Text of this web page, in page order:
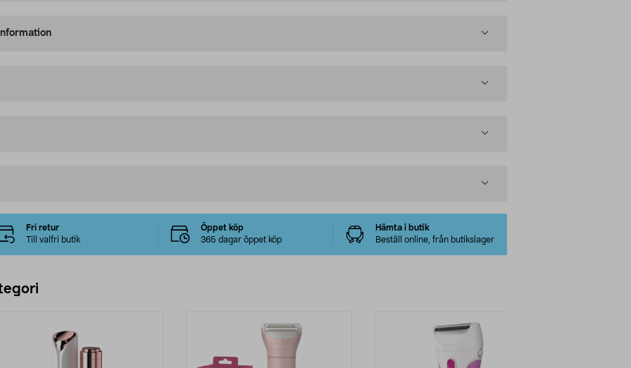
Fri retur
Till valfri butik
Öppet köp
365 dagar öppet köp
Hämta i butik
Beställ online, från butikslager